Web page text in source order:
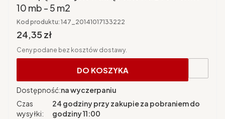
10 mb - 5 m2
Kod produktu: 147_20141017133222
Cena brutto
24,35 zł
Ceny podane bez kosztów dostawy.
DO KOSZYKA
Dostępność:na wyczerpaniu
Czas
wysyłki:
24 godziny przy zakupie za pobraniem do
godziny 11:00